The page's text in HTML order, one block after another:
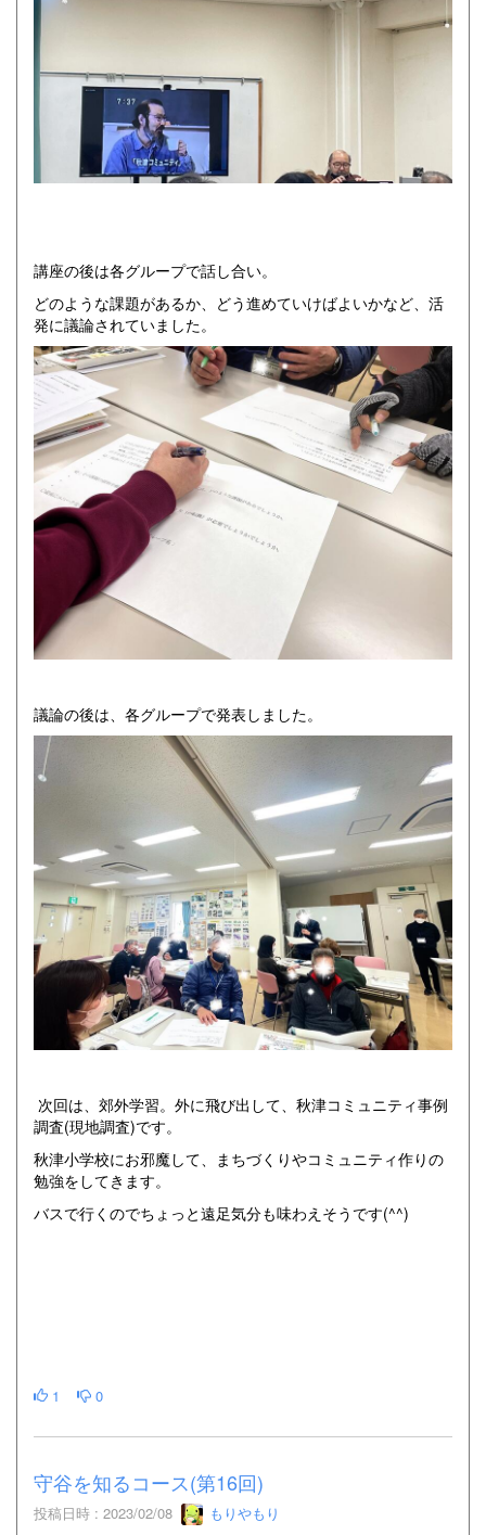
講座の後は各グループで話し合い。
どのような課題があるか、どう進めていけばよいかなど、活
発に議論されていました。
議論の後は、各グループで発表しました。
次回は、郊外学習。外に飛び出して、秋津コミュニティ事例
調査(現地調査)です。
秋津小学校にお邪魔して、まちづくりやコミュニティ作りの
勉強をしてきます。
バスで行くのでちょっと遠足気分も味わえそうです(^^)
1 0
守谷を知るコース(第16回)
投稿日時 : 2023/02/08 もりやもり